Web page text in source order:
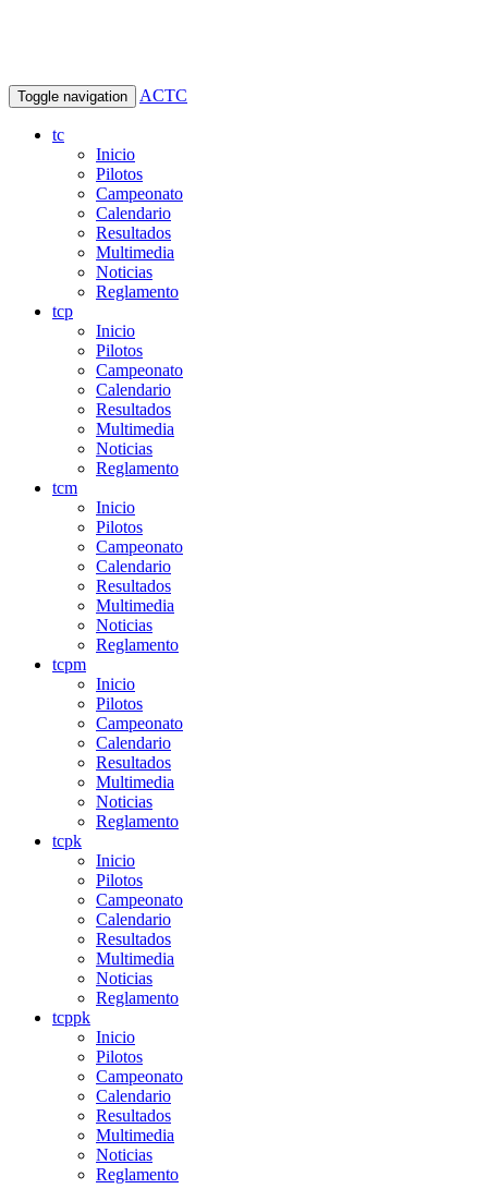
Toggle navigation ACTC
tc
Inicio
Pilotos
Campeonato
Calendario
Resultados
Multimedia
Noticias
Reglamento
tcp
Inicio
Pilotos
Campeonato
Calendario
Resultados
Multimedia
Noticias
Reglamento
tcm
Inicio
Pilotos
Campeonato
Calendario
Resultados
Multimedia
Noticias
Reglamento
tcpm
Inicio
Pilotos
Campeonato
Calendario
Resultados
Multimedia
Noticias
Reglamento
tcpk
Inicio
Pilotos
Campeonato
Calendario
Resultados
Multimedia
Noticias
Reglamento
tcppk
Inicio
Pilotos
Campeonato
Calendario
Resultados
Multimedia
Noticias
Reglamento